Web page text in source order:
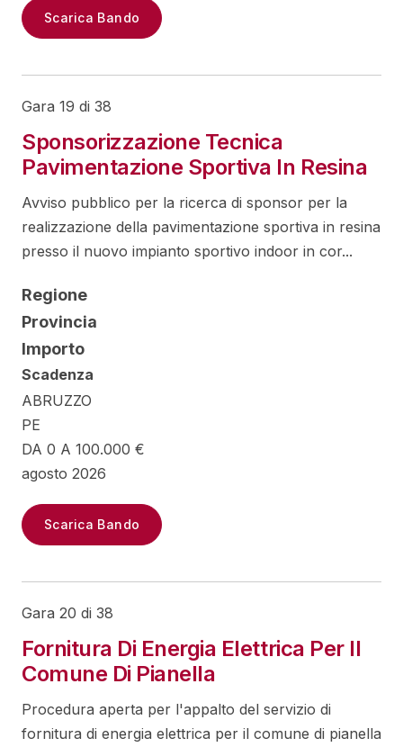
Scarica Bando
Gara 19 di 38
Sponsorizzazione Tecnica
Pavimentazione Sportiva In Resina
Avviso pubblico per la ricerca di sponsor per la
realizzazione della pavimentazione sportiva in resina
presso il nuovo impianto sportivo indoor in cor...
Regione
Provincia
Importo
Scadenza
ABRUZZO
PE
DA 0 A 100.000 €
agosto 2026
Scarica Bando
Gara 20 di 38
Fornitura Di Energia Elettrica Per Il
Comune Di Pianella
Procedura aperta per l'appalto del servizio di
fornitura di energia elettrica per il comune di pianella